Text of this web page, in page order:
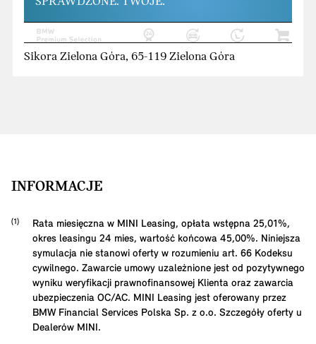
Sikora Zielona Góra, 65-119 Zielona Góra
INFORMACJE
Rata miesięczna w MINI Leasing, opłata wstępna 25,01%,
okres leasingu 24 mies, wartość końcowa 45,00%. Niniejsza
symulacja nie stanowi oferty w rozumieniu art. 66 Kodeksu
cywilnego. Zawarcie umowy uzależnione jest od pozytywnego
wyniku weryfikacji prawnofinansowej Klienta oraz zawarcia
ubezpieczenia OC/AC. MINI Leasing jest oferowany przez
BMW Financial Services Polska Sp. z o.o. Szczegóły oferty u
Dealerów MINI.